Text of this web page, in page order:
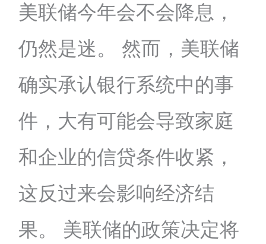
美联储今年会不会降息，
仍然是迷。 然而，美联储
确实承认银行系统中的事
件，大有可能会导致家庭
和企业的信贷条件收紧，
这反过来会影响经济结
果。 美联储的政策决定将